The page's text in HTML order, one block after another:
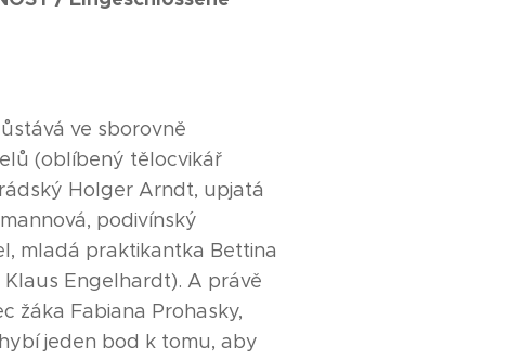
ve sborovně
(oblíbený tělocvikář
Holger Arndt, upjatá
podivínský
mladá praktikantka Bettina
Engelhardt). A právě
žáka Fabiana Prohasky,
jeden bod k tomu, aby